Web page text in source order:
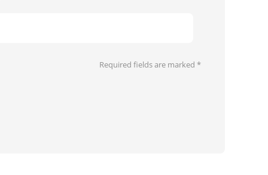
Required fields are marked *